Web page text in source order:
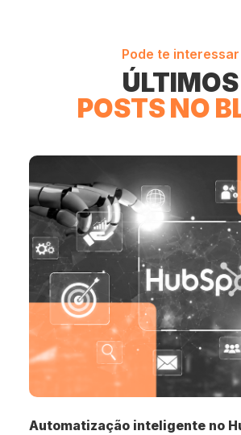
Pode te interessar
ÚLTIMOS
POSTS NO
Automatização inteligente no